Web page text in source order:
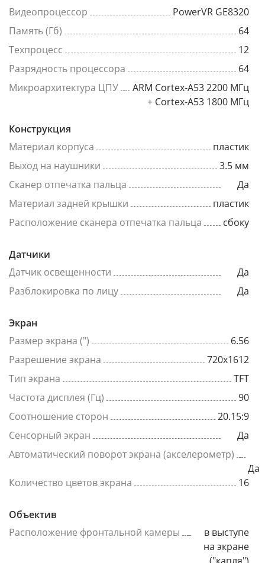
Видеопроцессор
PowerVR GE8320
Память (Гб)
64
Техпроцесс
12
Разрядность процессора
64
Микроархитектура ЦПУ
ARM Cortex-A53 2200 МГц
+ Cortex-A53 1800 МГц
Конструкция
Материал корпуса
пластик
Выход на наушники
3.5 мм
Сканер отпечатка пальца
Да
Материал задней крышки
пластик
Расположение сканера отпечатка пальца
сбоку
Датчики
Датчик освещенности
Да
Разблокировка по лицу
Да
Экран
Размер экрана (")
6.56
Разрешение экрана
720x1612
Тип экрана
TFT
Частота дисплея (Гц)
90
Соотношение сторон
20.15:9
Сенсорный экран
Да
Автоматический поворот экрана (акселерометр)
Да
Количество цветов экрана
16
Объектив
Расположение фронтальной камеры
в выступе
на экране